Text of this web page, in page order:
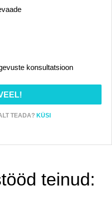
konsultatsioon
TEADA? KÜSI
teinud: